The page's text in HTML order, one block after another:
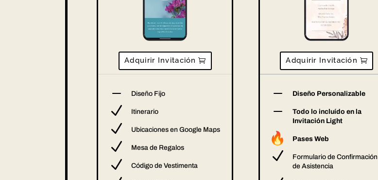
Adquirir Invitación
K Diseño Fijo
N Itinerario
N Ubicaciones en Google Maps
N Mesa de Regalos
N Código de Vestimenta
Adquirir Invitación
K Diseño Personalizable
K
Todo lo incluído en la
Invitación Light
Pases Web
N
Formulario de Confirmación
de Asistencia